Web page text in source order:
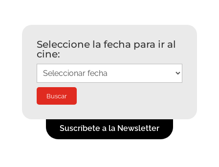
Seleccione la fecha para ir al
cine:
Suscríbete a la Newsletter